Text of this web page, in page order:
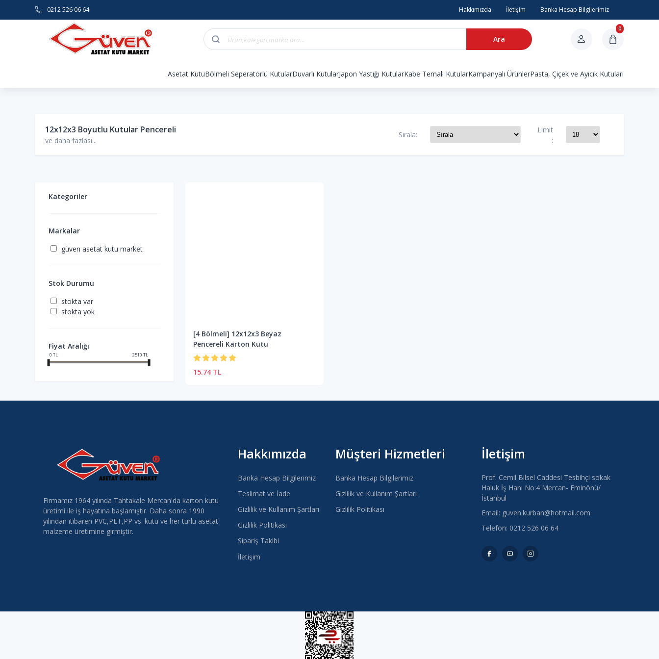
0212 526 06 64 Hakkımızda İletişim Banka Hesap Bilgilerimiz
Ara
0
Asetat KutuBölmeli Seperatörlü KutularDuvarlı KutularJapon Yastığı KutularKabe Temalı KutularKampanyalı ÜrünlerPasta, Çiçek ve Ayıcık Kutuları
12x12x3 Boyutlu Kutular Pencereli
ve daha fazlası...
Sırala:
Limit
:
Kategoriler
Markalar
güven asetat kutu market
Stok Durumu
stokta var
stokta yok
Fiyat Aralığı
0 TL 2510 TL
[4 Bölmeli] 12x12x3 Beyaz
Pencereli Karton Kutu
15.74 TL
Firmamız 1964 yılında Tahtakale Mercan'da karton kutu
üretimi ile iş hayatına başlamıştır. Daha sonra 1990
yılından itibaren PVC,PET,PP vs. kutu ve her türlü asetat
malzeme üretimine girmiştir.
Hakkımızda
Banka Hesap Bilgilerimiz
Teslimat ve İade
Gizlilik ve Kullanım Şartları
Gizlilik Politikası
Sipariş Takibi
İletişim
Müşteri Hizmetleri
Banka Hesap Bilgilerimiz
Gizlilik ve Kullanım Şartları
Gizlilik Politikası
İletişim
Prof. Cemil Bilsel Caddesi Tesbihçi sokak
Haluk İş Hanı No:4 Mercan- Eminönü/
İstanbul
Email: guven.kurban@hotmail.com
Telefon: 0212 526 06 64